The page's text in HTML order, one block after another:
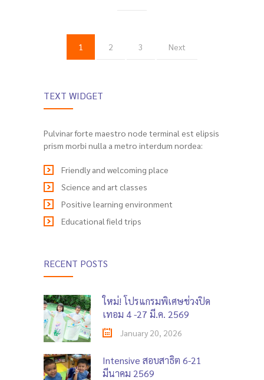
1 2 3 Next
TEXT WIDGET
Pulvinar forte maestro node terminal est elipsis
prism morbi nulla a metro interdum nordea:
Friendly and welcoming place
Science and art classes
Positive learning environment
Educational field trips
RECENT POSTS
ใหม่! โปรแกรมพิเศษช่วงปิด
เทอม 4 -27 มี.ค. 2569
January 20, 2026
Intensive สอบสาธิต 6-21
มีนาคม 2569